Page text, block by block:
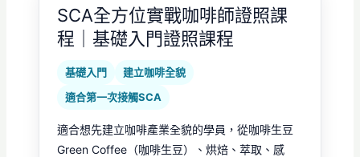
SCA全方位實戰咖啡師證照課
程｜基礎入門證照課程
基礎入門
建立咖啡全貌
適合第一次接觸SCA
適合想先建立咖啡產業全貌的學員，從咖啡生豆
Green Coffee（咖啡生豆）、烘焙、萃取、感